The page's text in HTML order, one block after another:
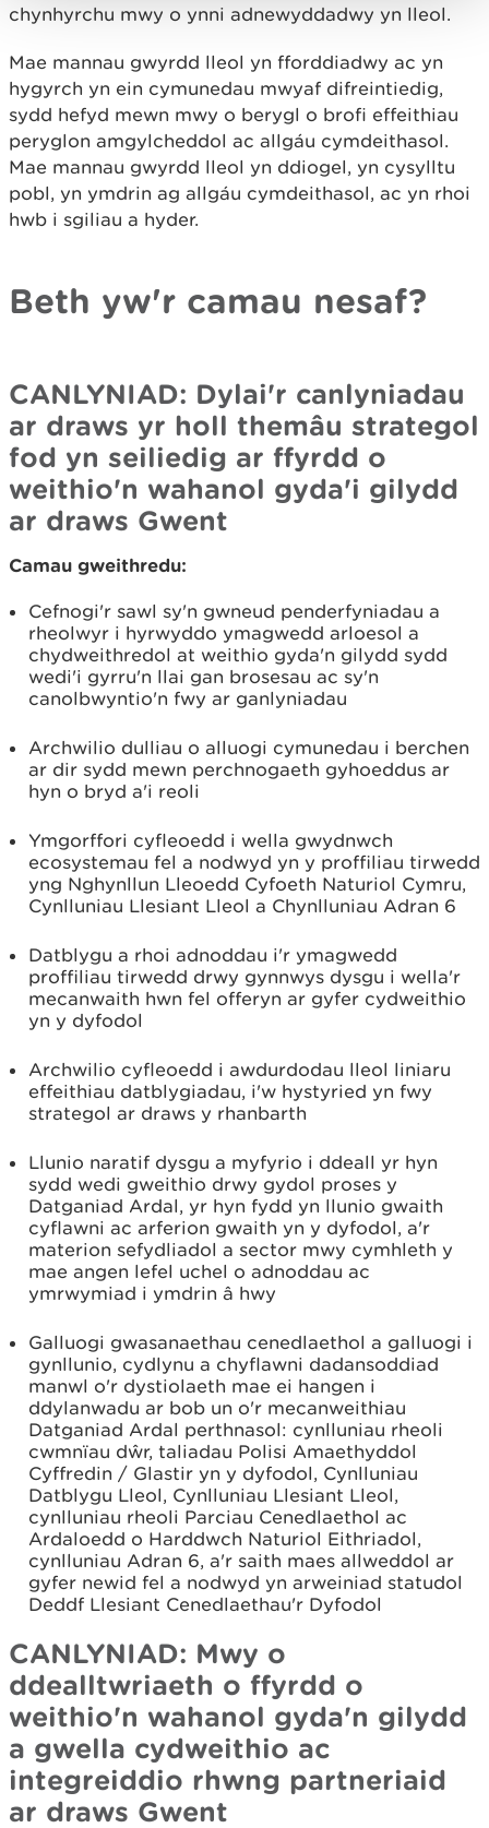
chynhyrchu mwy o ynni adnewyddadwy yn lleol.
Mae mannau gwyrdd lleol yn fforddiadwy ac yn
hygyrch yn ein cymunedau mwyaf difreintiedig,
sydd hefyd mewn mwy o berygl o brofi effeithiau
peryglon amgylcheddol ac allgáu cymdeithasol.
Mae mannau gwyrdd lleol yn ddiogel, yn cysylltu
pobl, yn ymdrin ag allgáu cymdeithasol, ac yn rhoi
hwb i sgiliau a hyder.
Beth yw'r camau nesaf?
CANLYNIAD: Dylai'r canlyniadau
ar draws yr holl themâu strategol
fod yn seiliedig ar ffyrdd o
weithio'n wahanol gyda'i gilydd
ar draws Gwent
Camau gweithredu:
Cefnogi'r sawl sy'n gwneud penderfyniadau a
rheolwyr i hyrwyddo ymagwedd arloesol a
chydweithredol at weithio gyda'n gilydd sydd
wedi'i gyrru'n llai gan brosesau ac sy'n
canolbwyntio'n fwy ar ganlyniadau
Archwilio dulliau o alluogi cymunedau i berchen
ar dir sydd mewn perchnogaeth gyhoeddus ar
hyn o bryd a'i reoli
Ymgorffori cyfleoedd i wella gwydnwch
ecosystemau fel a nodwyd yn y proffiliau tirwedd
yng Nghynllun Lleoedd Cyfoeth Naturiol Cymru,
Cynlluniau Llesiant Lleol a Chynlluniau Adran 6
Datblygu a rhoi adnoddau i'r ymagwedd
proffiliau tirwedd drwy gynnwys dysgu i wella'r
mecanwaith hwn fel offeryn ar gyfer cydweithio
yn y dyfodol
Archwilio cyfleoedd i awdurdodau lleol liniaru
effeithiau datblygiadau, i'w hystyried yn fwy
strategol ar draws y rhanbarth
Llunio naratif dysgu a myfyrio i ddeall yr hyn
sydd wedi gweithio drwy gydol proses y
Datganiad Ardal, yr hyn fydd yn llunio gwaith
cyflawni ac arferion gwaith yn y dyfodol, a'r
materion sefydliadol a sector mwy cymhleth y
mae angen lefel uchel o adnoddau ac
ymrwymiad i ymdrin â hwy
Galluogi gwasanaethau cenedlaethol a galluogi i
gynllunio, cydlynu a chyflawni dadansoddiad
manwl o'r dystiolaeth mae ei hangen i
ddylanwadu ar bob un o'r mecanweithiau
Datganiad Ardal perthnasol: cynlluniau rheoli
cwmnïau dŵr, taliadau Polisi Amaethyddol
Cyffredin / Glastir yn y dyfodol, Cynlluniau
Datblygu Lleol, Cynlluniau Llesiant Lleol,
cynlluniau rheoli Parciau Cenedlaethol ac
Ardaloedd o Harddwch Naturiol Eithriadol,
cynlluniau Adran 6, a'r saith maes allweddol ar
gyfer newid fel a nodwyd yn arweiniad statudol
Deddf Llesiant Cenedlaethau'r Dyfodol
CANLYNIAD: Mwy o
ddealltwriaeth o ffyrdd o
weithio'n wahanol gyda'n gilydd
a gwella cydweithio ac
integreiddio rhwng partneriaid
ar draws Gwent